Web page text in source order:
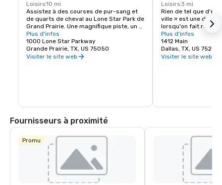
Loisirs10 mi
Assistez à des courses de pur-sang et
de quarts de cheval au Lone Star Park de
Grand Prairie. Une magnifique piste, un
club-house et des installations
d'observation accueillent la Breeders
Cup 2004 et d'autres courses tout au
long de l'année. Le Lone Star Park est
Plus d'infos
1000 Lone Star Parkway
Grande Prairie, TX, US 75050
Visiter le site web
Loisirs 3 mi
Rien de tel que
ville » est une
lorsqu'on fait
Un accès et des
des taux de
investissements
secteurs privé et
Plus d'infos
1412 Main
Dallas, TX, US 75202
Visiter le site web
Fournisseurs à proximité
Promu